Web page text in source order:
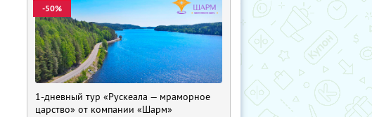
-50%
1-дневный тур «Рускеала — мраморное
царство» от компании «Шарм»